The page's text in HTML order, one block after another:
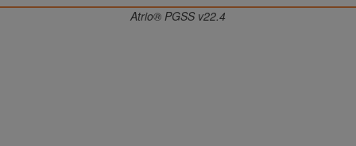
Atrio® PGSS v22.4